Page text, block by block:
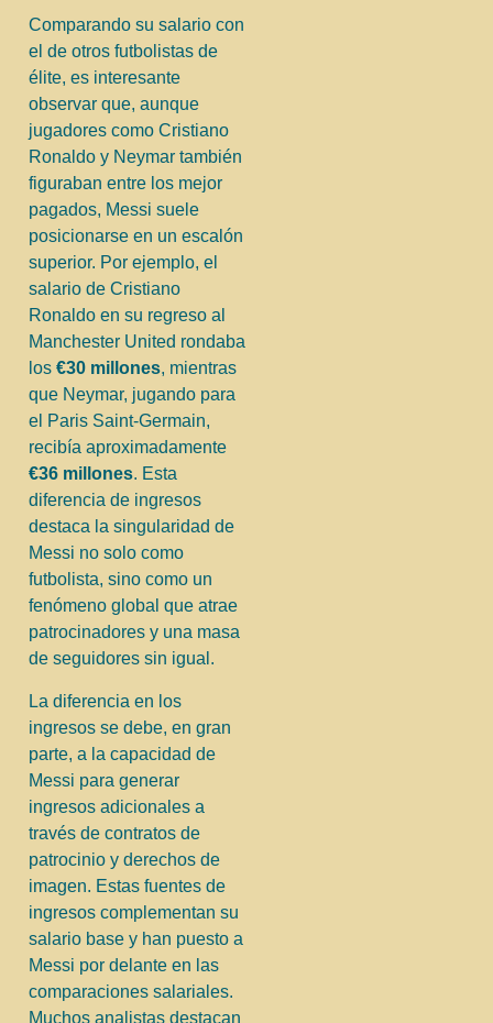
Comparando su salario con
el de otros futbolistas de
élite, es interesante
observar que, aunque
jugadores como Cristiano
Ronaldo y Neymar también
figuraban entre los mejor
pagados, Messi suele
posicionarse en un escalón
superior. Por ejemplo, el
salario de Cristiano
Ronaldo en su regreso al
Manchester United rondaba
los €30 millones, mientras
que Neymar, jugando para
el Paris Saint-Germain,
recibía aproximadamente
€36 millones. Esta
diferencia de ingresos
destaca la singularidad de
Messi no solo como
futbolista, sino como un
fenómeno global que atrae
patrocinadores y una masa
de seguidores sin igual.
La diferencia en los
ingresos se debe, en gran
parte, a la capacidad de
Messi para generar
ingresos adicionales a
través de contratos de
patrocinio y derechos de
imagen. Estas fuentes de
ingresos complementan su
salario base y han puesto a
Messi por delante en las
comparaciones salariales.
Muchos analistas destacan